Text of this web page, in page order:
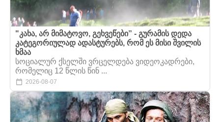
"კახა, არ მიმატოვო, გეხვეწები” - გურამის დედა
კატეგორიულად ადასტურებს, რომ ეს მისი შვილის
ხმაა
სოციალურ ქსელში ვრცელდება ვიდეოკადრები,
რომელიც 12 წლის წინ ...
2026-08-07